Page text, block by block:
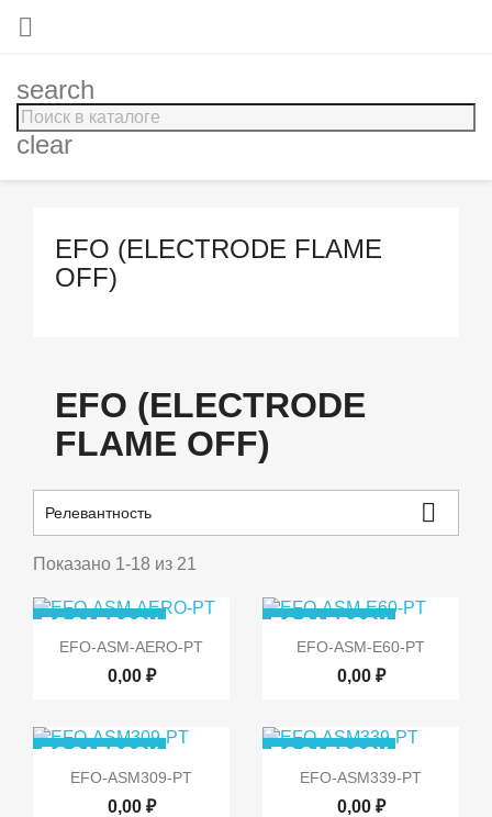

search
clear
EFO (ELECTRODE FLAME
OFF)
EFO (ELECTRODE
FLAME OFF)
Релевантность 
Показано 1-18 из 21
Быстрый просмотр
EFO-ASM-AERO-PT
0,00 ₽
ПО ЗАПРОСУ
Быстрый просмотр
EFO-ASM-E60-PT
0,00 ₽
ПО ЗАПРОСУ
Быстрый просмотр
EFO-ASM309-PT
0,00 ₽
ПО ЗАПРОСУ
Быстрый просмотр
EFO-ASM339-PT
0,00 ₽
ПО ЗАПРОСУ